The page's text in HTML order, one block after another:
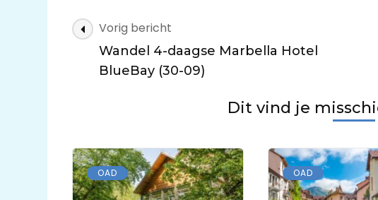
Bericht
navigatie
Vorig bericht
Wandel 4-daagse Marbella Hotel
BlueBay (30-09)
Dit vind je
OAD OAD